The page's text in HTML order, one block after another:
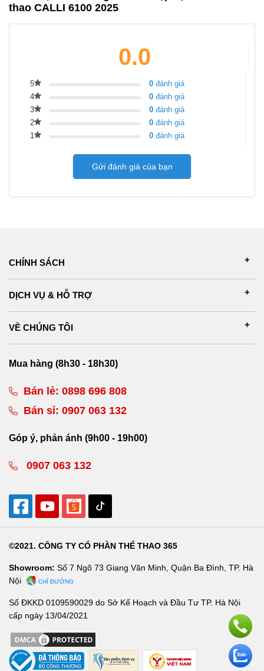
thao CALLI 6100 2025
0.0
5 0 đánh giá
4
0 đánh giá
3
0 đánh giá
2
0 đánh giá
1
0 đánh giá
Gửi đánh giá của bạn
CHÍNH SÁCH
DỊCH VỤ & HỖ TRỢ
VỀ CHÚNG TÔI
Mua hàng (8h30 - 18h30)
Bán lẻ: 0898 696 808
Bán sỉ: 0907 063 132
Góp ý, phản ánh (9h00 - 19h00)
0907 063 132
©2021. CÔNG TY CỔ PHẦN THỂ THAO 365
Showroom: Số 7 Ngõ 73 Giang Văn Minh, Quận Ba Đình, TP. Hà
Nội
CHỈ ĐƯỜNG
Số ĐKKD 0109590029 do Sở Kế Hoạch và Đầu Tư TP. Hà Nội
cấp ngày 13/04/2021